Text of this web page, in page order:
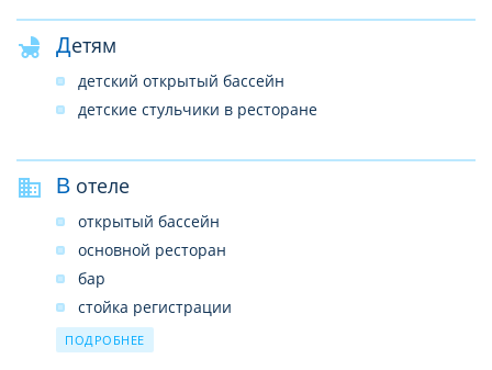
Детям
детский открытый бассейн
детские стульчики в ресторане
В отеле
открытый бассейн
основной ресторан
бар
стойка регистрации
лифт
ПОДРОБНЕЕ